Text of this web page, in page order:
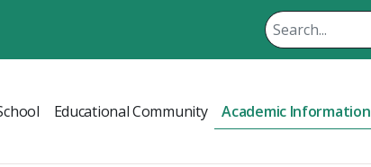
Educational Community Academic Information